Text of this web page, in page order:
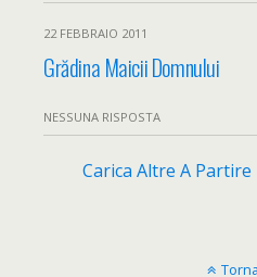
22 FEBBRAIO 2011
Grădina Maicii Domnului
NESSUNA RISPOSTA
Carica Altre A